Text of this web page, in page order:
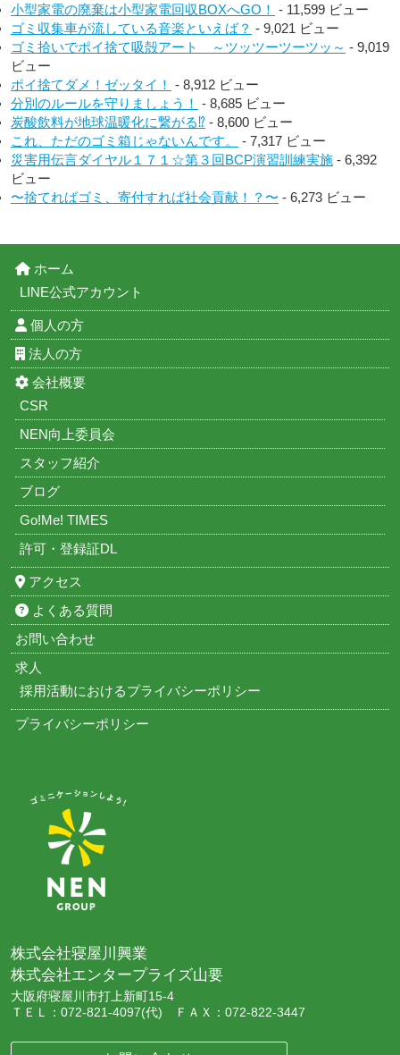
小型家電の廃棄は小型家電回収BOXへGO！ - 11,599 ビュー
ゴミ収集車が流している音楽といえば？ - 9,021 ビュー
ゴミ拾いでポイ捨て吸殻アート ～ツッツーツーツッ～ - 9,019
ビュー
ポイ捨てダメ！ゼッタイ！ - 8,912 ビュー
分別のルールを守りましょう！ - 8,685 ビュー
炭酸飲料が地球温暖化に繋がる⁉︎ - 8,600 ビュー
これ、ただのゴミ箱じゃないんです。
- 7,317 ビュー
災害用伝言ダイヤル１７１☆第３回BCP演習訓練実施 - 6,392
ビュー
〜捨てればゴミ、寄付すれば社会貢献！？〜 - 6,273 ビュー
株式会社寝屋川興業
株式会社エンタープライズ山要
大阪府寝屋川市打上新町15-4
ＴＥＬ：072-821-4097(代) ＦＡＸ：072-822-3447
ホーム
LINE公式アカウント
個人の方
法人の方
会社概要
CSR
NEN向上委員会
スタッフ紹介
ブログ
Go!Me! TIMES
許可・登録証DL
アクセス
よくある質問
お問い合わせ
求人
採用活動におけるプライバシーポリシー
プライバシーポリシー